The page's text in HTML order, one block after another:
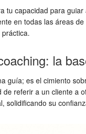
tu capacidad para
en todas las áreas
la
guía; es el cimiento
referir a un cliente a
solidificando su